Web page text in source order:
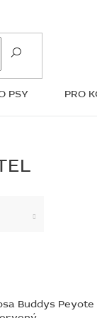
PSY PRO
Buddys Peyote